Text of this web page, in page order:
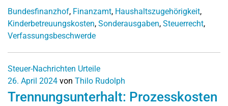
Bundesfinanzhof, Finanzamt, Haushaltszugehörigkeit,
Kinderbetreuungskosten, Sonderausgaben, Steuerrecht,
Verfassungsbeschwerde
Steuer-Nachrichten Urteile
26. April 2024 von Thilo Rudolph
Trennungsunterhalt: Prozesskosten